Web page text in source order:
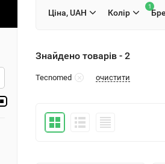
Ціна, UAH Колiр
1
Знайдено товарів - 2
Tecnomed очистити